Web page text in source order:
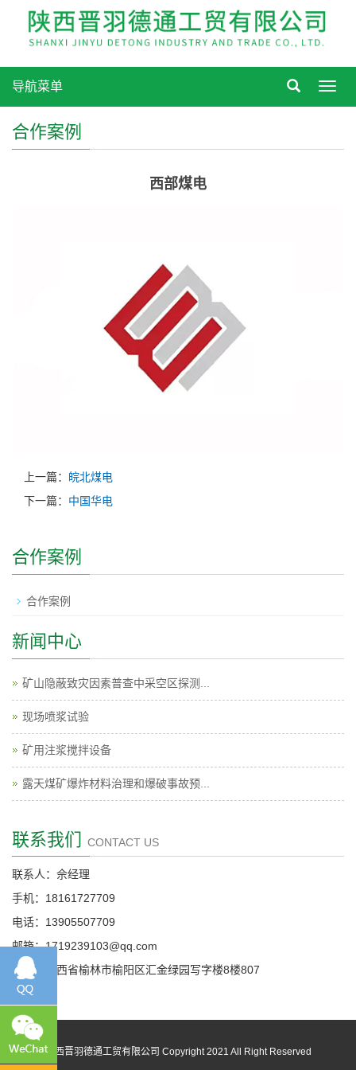
导航菜单
合作案例
西部煤电
上一篇： 皖北煤电
下一篇： 中国华电
合作案例
合作案例
新闻中心
矿山隐蔽致灾因素普查中采空区探测...
现场喷浆试验
矿用注浆搅拌设备
露天煤矿爆炸材料治理和爆破事故预...
联系我们 CONTACT US
联系人：佘经理
手机：18161727709
电话：13905507709
邮箱：1719239103@qq.com
地址：陕西省榆林市榆阳区汇金绿园写字楼8楼807
陕西晋羽德通工贸有限公司 Copyright 2021 All Right Reserved